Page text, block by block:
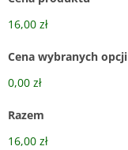
16,00 zł
Cena wybranych opcji
0,00 zł
Razem
16,00 zł